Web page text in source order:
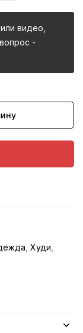
видео,
-
Худи